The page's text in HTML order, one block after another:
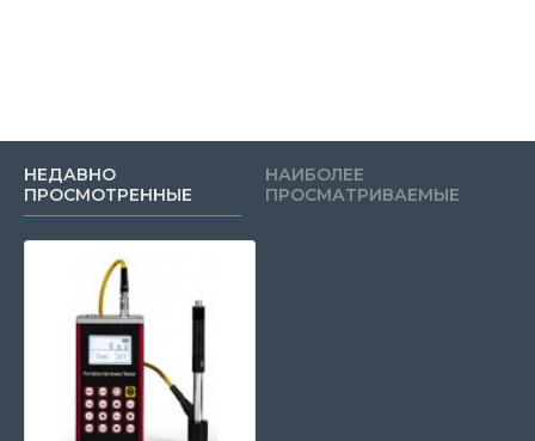
НЕДАВНО
ПРОСМОТРЕННЫЕ
НАИБОЛЕЕ
ПРОСМАТРИВАЕМЫЕ